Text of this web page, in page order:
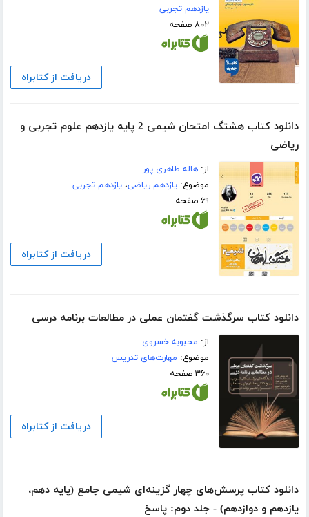
یازدهم تجربی
۸۰۲ صفحه
دریافت از کتابراه
دانلود کتاب هشتگ امتحان شیمی 2 پایه یازدهم علوم تجربی و
ریاضی
از:هاله طاهری پور
موضوع:یازدهم ریاضی،یازدهم تجربی
۶۹ صفحه
دریافت از کتابراه
دانلود کتاب سرگذشت گفتمان عملی در مطالعات برنامه درسی
از: محبوبه خسروی
موضوع: مهارت‌های تدریس
۳۶۰ صفحه
دریافت از کتابراه
دانلود کتاب پرسش‌های چهار گزینه‌ای شیمی جامع (پایه دهم،
یازدهم و دوازدهم) - جلد دوم: پاسخ